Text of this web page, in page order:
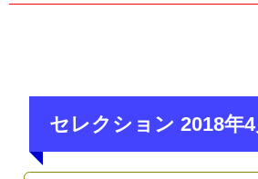
セレクション 2018年